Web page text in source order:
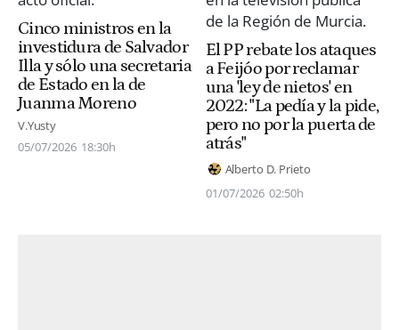
Cinco ministros en la
investidura de Salvador
Illa y sólo una secretaria
de Estado en la de
Juanma Moreno
V.Yusty
05/07/2026 18:30h
El PP rebate los ataques
a Feijóo por reclamar
una 'ley de nietos' en
2022: "La pedía y la pide,
pero no por la puerta de
atrás"
Alberto D. Prieto
01/07/2026 02:50h